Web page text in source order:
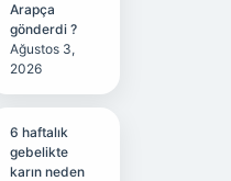
Arapça
gönderdi ?
Ağustos 3,
2026
6 haftalık
gebelikte
karın neden